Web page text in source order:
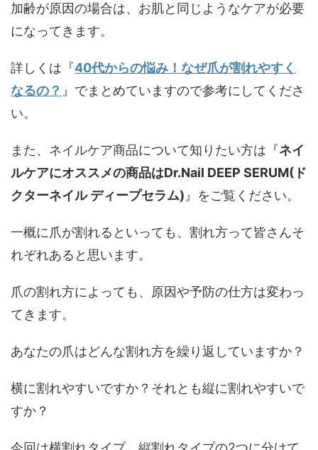
加齢が原因の場合は、お肌と同じようなケアが必要
になってきます。
詳しくは『40代からの悩み！なぜ爪が割れやすく
なるの？ 』でまとめていますので参考にしてくださ
い。
また、ネイルケア商品について知りたい方は『ネイ
ルケアにオススメの商品はDr.Nail DEEP SERUM(ド
クターネイル ディープセラム) 』をご覧ください。
一概に爪が割れるといっても、割れ方って皆さんそ
れぞれあると思います。
爪の割れ方によっても、原因や予防の仕方は変わっ
てきます。
あなたの爪はどんな割れ方を繰り返していますか？
横に割れやすいですか？それとも縦に割れやすいで
すか？